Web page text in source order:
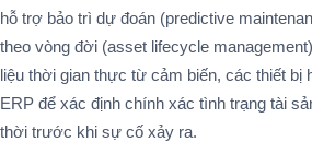
hỗ trợ bảo trì dự đoán (predictive
theo vòng đời (asset lifecycle
liệu thời gian thực từ cảm biến, các thiết bị
ERP để xác định chính xác tình trạng tài
thời trước khi sự cố xảy ra.